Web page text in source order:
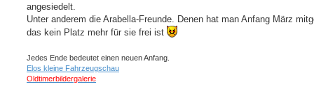
angesiedelt.
Unter anderem die Arabella-Freunde. Denen hat man Anfang März
das kein Platz mehr für sie frei ist
Jedes Ende bedeutet einen neuen Anfang.
Elos kleine Fahrzeugschau
Oldtimerbildergalerie